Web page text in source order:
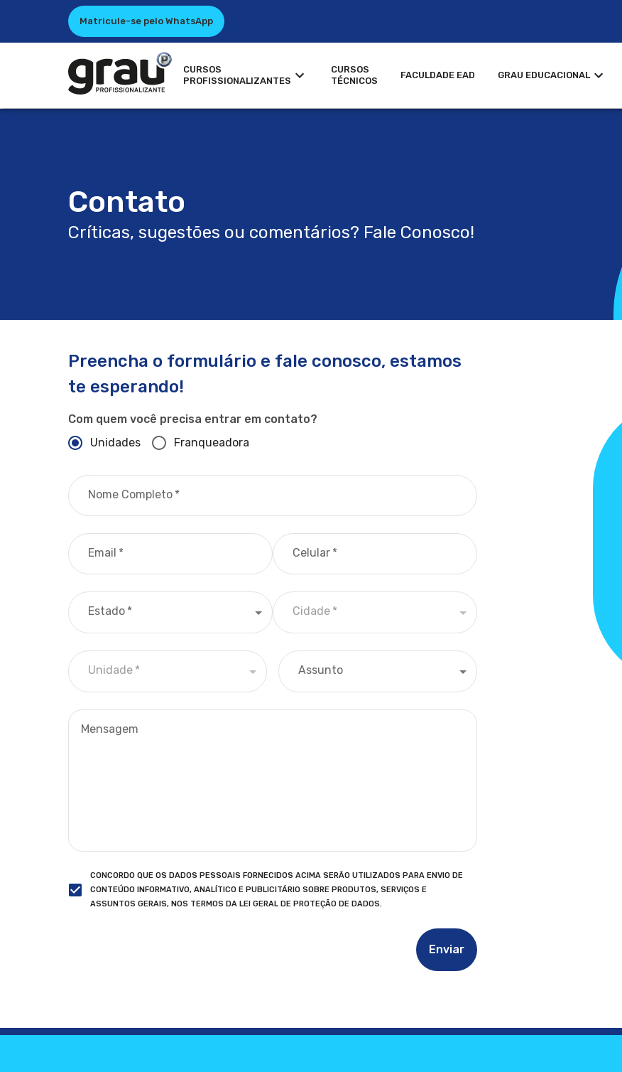
Matricule-se pelo WhatsApp
CURSOS
PROFISSIONALIZANTES
CURSOS
TÉCNICOS
FACULDADE EAD GRAU EDUCACIONAL
Contato
Críticas, sugestões ou comentários? Fale Conosco!
Preencha o formulário e fale conosco, estamos
te esperando!
Com quem você precisa entrar em contato?
Unidades
Franqueadora
Nome Completo *
Email * Celular *
Estado * Cidade *
Unidade * Assunto
Mensagem
CONCORDO QUE OS DADOS PESSOAIS FORNECIDOS ACIMA SERÃO UTILIZADOS PARA ENVIO DE
CONTEÚDO INFORMATIVO, ANALÍTICO E PUBLICITÁRIO SOBRE PRODUTOS, SERVIÇOS E
ASSUNTOS GERAIS, NOS TERMOS DA LEI GERAL DE PROTEÇÃO DE DADOS.
Enviar